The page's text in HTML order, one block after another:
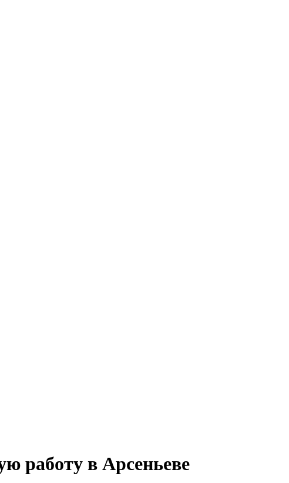
работу в Арсеньеве